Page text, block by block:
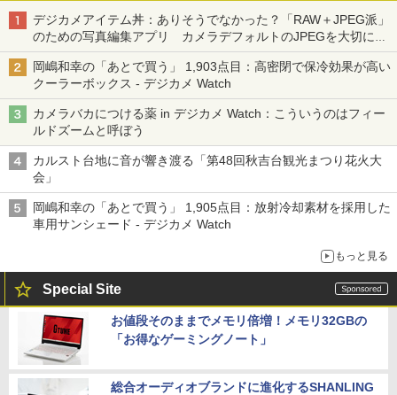
デジカメアイテム丼：ありそうでなかった？「RAW＋JPEG派」
のための写真編集アプリ カメラデフォルトのJPEGを大切にす
る「Filmator」
岡嶋和幸の「あとで買う」 1,903点目：高密閉で保冷効果が高い
クーラーボックス - デジカメ Watch
カメラバカにつける薬 in デジカメ Watch：こういうのはフィー
ルドズームと呼ぼう
カルスト台地に音が響き渡る「第48回秋吉台観光まつり花火大
会」
岡嶋和幸の「あとで買う」 1,905点目：放射冷却素材を採用した
車用サンシェード - デジカメ Watch
もっと見る
Special Site
お値段そのままでメモリ倍増！メモリ32GBの
「お得なゲーミングノート」
総合オーディオブランドに進化するSHANLING